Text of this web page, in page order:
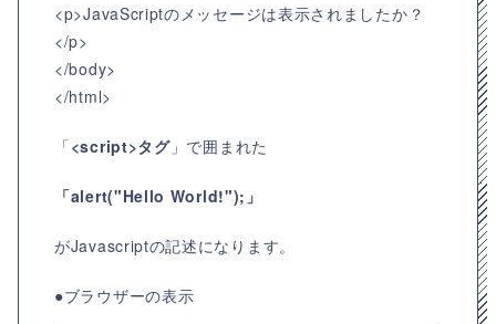
<p>JavaScriptのメッセージは表示されましたか？
</p>
</body>
</html>
「<script>タグ」で囲まれた
「alert("Hello World!");」
がJavascriptの記述になります。
●ブラウザーの表示